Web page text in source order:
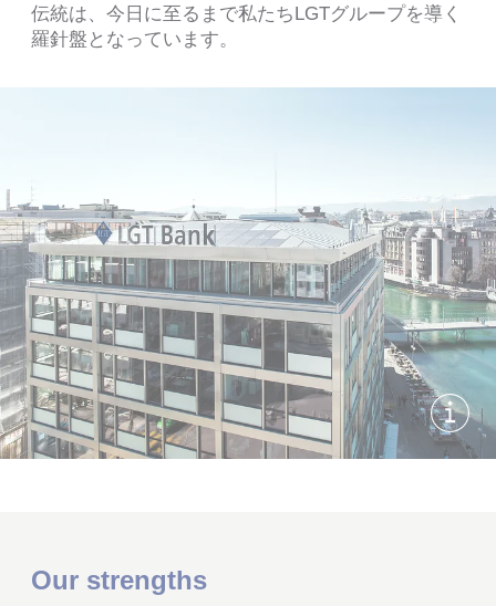
伝統は、今日に至るまで私たちLGTグループを導く
羅針盤となっています。
画像
Our strengths